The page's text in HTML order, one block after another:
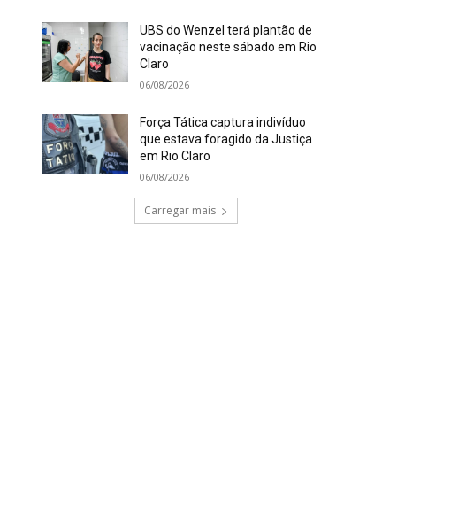
UBS do Wenzel terá plantão de
vacinação neste sábado em Rio
Claro
06/08/2026
Força Tática captura indivíduo
que estava foragido da Justiça
em Rio Claro
06/08/2026
Carregar mais